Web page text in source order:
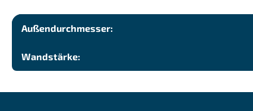
Außendurchmesser:
Wandstärke: